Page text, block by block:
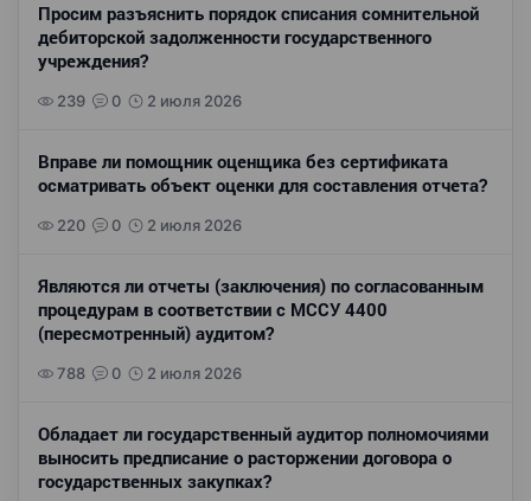
Просим разъяснить порядок списания сомнительной
дебиторской задолженности государственного
учреждения?
239 0 2 июля 2026
Вправе ли помощник оценщика без сертификата
осматривать объект оценки для составления отчета?
220 0 2 июля 2026
Являются ли отчеты (заключения) по согласованным
процедурам в соответствии с МССУ 4400
(пересмотренный) аудитом?
788 0 2 июля 2026
Обладает ли государственный аудитор полномочиями
выносить предписание о расторжении договора о
государственных закупках?